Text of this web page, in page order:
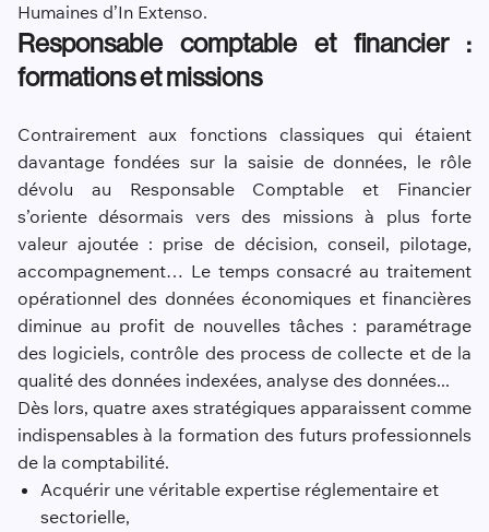
Humaines d’In Extenso.
Responsable comptable et financier :
formations et missions
Contrairement aux fonctions classiques qui étaient
davantage fondées sur la saisie de données, le rôle
dévolu au Responsable Comptable et Financier
s’oriente désormais vers des missions à plus forte
valeur ajoutée : prise de décision, conseil, pilotage,
accompagnement… Le temps consacré au traitement
opérationnel des données économiques et financières
diminue au profit de nouvelles tâches : paramétrage
des logiciels, contrôle des process de collecte et de la
qualité des données indexées, analyse des données...
Dès lors, quatre axes stratégiques apparaissent comme
indispensables à la formation des futurs professionnels
de la comptabilité.
Acquérir une véritable expertise réglementaire et
sectorielle,